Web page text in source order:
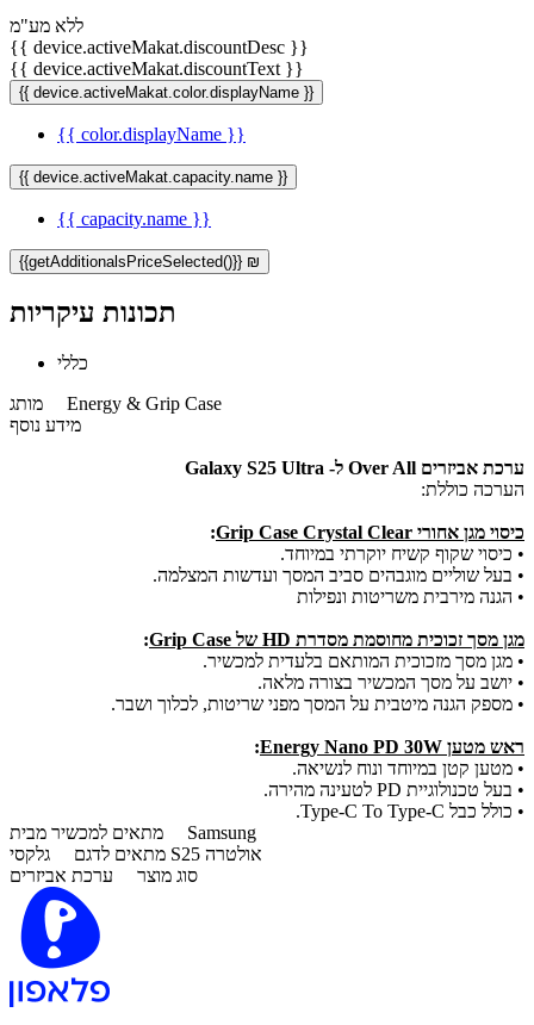
ללא מע"מ
{{ device.activeMakat.discountDesc }}
{{ device.activeMakat.discountText }}
{{ device.activeMakat.color.displayName }}
{{ color.displayName }}
{{ device.activeMakat.capacity.name }}
{{ capacity.name }}
{{getAdditionalsPriceSelected()}} ₪
תכונות עיקריות
כללי
מותג Energy & Grip Case
מידע נוסף
ערכת אביזרים Over All ל- Galaxy S25 Ultra
הערכה כוללת:
כיסוי מגן אחורי Grip Case Crystal Clear
:
• כיסוי שקוף קשיח יוקרתי במיוחד.
• בעל שוליים מוגבהים סביב המסך ועדשות המצלמה.
• הגנה מירבית משריטות ונפילות
מגן מסך זכוכית מחוסמת מסדרת HD של Grip Case
:
• מגן מסך מזכוכית המותאם בלעדית למכשיר.
• יושב על מסך המכשיר בצורה מלאה.
• מספק הגנה מיטבית על המסך מפני שריטות, לכלוך ושבר.
ראש מטען Energy Nano PD 30W
:
• מטען קטן במיוחד ונוח לנשיאה.
• בעל טכנולוגיית PD לטעינה מהירה.
• כולל כבל Type-C To Type-C.
מתאים למכשיר מבית Samsung
מתאים לדגם
גלקסי S25 אולטרה
סוג מוצר ערכת אביזרים